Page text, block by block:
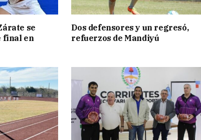
se
final en
Dos defensores y un regresó,
refuerzos de Mandiyú